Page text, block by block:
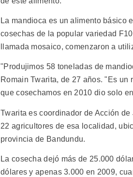
La mandioca es un alimento básico
cosechas de la popular variedad
llamada mosaico, comenzaron a
"Produjimos 58 toneladas de
Romain Twarita, de 27 años. "Es
que cosechamos en 2010 dio solo
Twarita es coordinador de Acción
22 agricultores de esa localidad,
provincia de Bandundu.
La cosecha dejó más de 25.000
dólares y apenas 3.000 en 2009,